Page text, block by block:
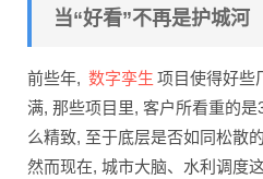
当“好看”不再是护城河
前些年, 数字孪生 项目使得好些
满, 那些项目里, 客户所看重的
么精致, 至于底层是否如同松散
然而现在, 城市大脑、水利调度